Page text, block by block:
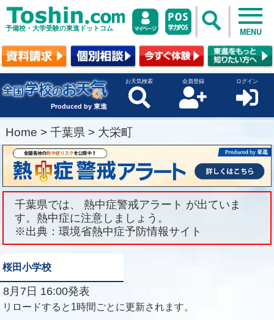
予備校・大学受験の東進ドットコム MENU
Produced by 東進
お天気検索 会員登録 ログイン
Home > 千葉県 > 大栄町
千葉県では、 熱中症警戒アラート が出ていま
す。熱中症に注意しましょう。
※出典：環境省熱中症予防情報サイト
桜田小学校
8月7日 16:00発表
リロードすると1時間ごとに更新されます。